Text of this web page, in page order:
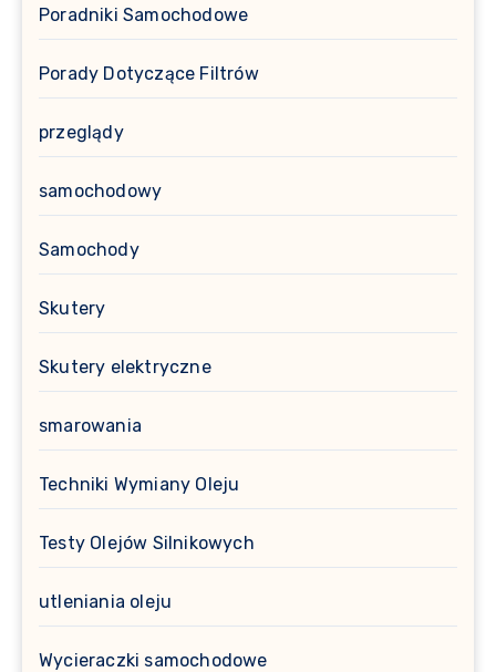
Poradniki Samochodowe
Porady Dotyczące Filtrów
przeglądy
samochodowy
Samochody
Skutery
Skutery elektryczne
smarowania
Techniki Wymiany Oleju
Testy Olejów Silnikowych
utleniania oleju
Wycieraczki samochodowe